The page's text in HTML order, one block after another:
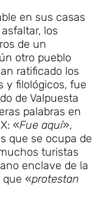
en sus casas
los
de un
otro pueblo
ratificado los
y filológicos, fue
de Valpuesta
palabras en
«Fue aquí»,
que se ocupa de
turistas
enclave de la
que «protestan